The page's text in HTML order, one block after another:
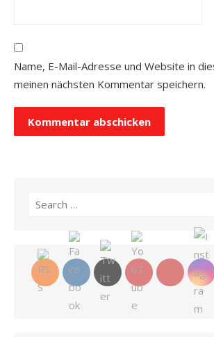
Name, E-Mail-Adresse und Website in
meinen nächsten Kommentar speichern.
Search